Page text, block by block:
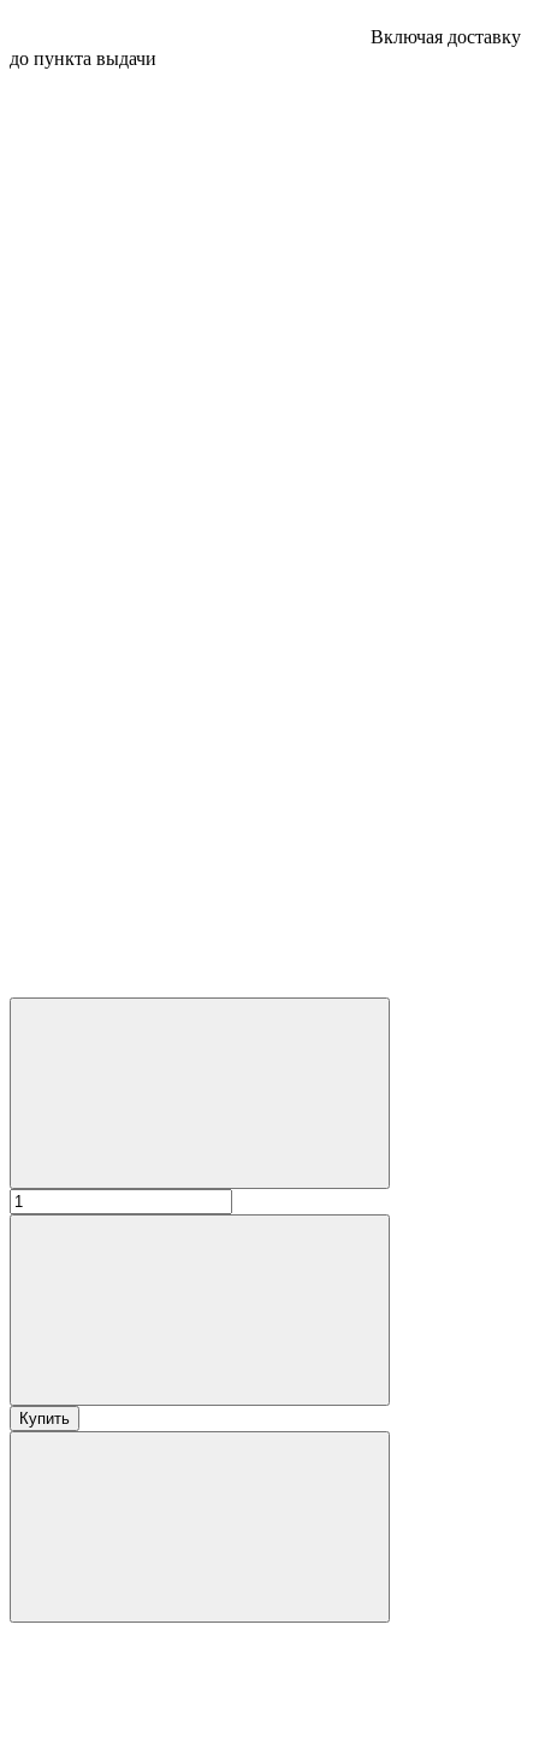
Включая доставку
до пункта выдачи
Купить